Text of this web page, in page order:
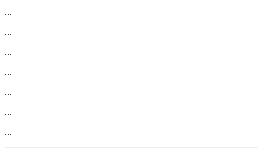
...
...
...
...
...
...
...